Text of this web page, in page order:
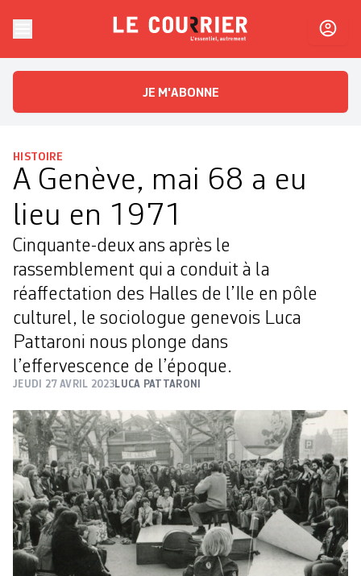
Le CourrierL'essentiel, autrement
JE M'ABONNE
HISTOIRE
A Genève, mai 68 a eu
lieu en 1971
Cinquante-deux ans après le
rassemblement qui a conduit à la
réaffectation des Halles de l’Ile en pôle
culturel, le sociologue genevois Luca
Pattaroni nous plonge dans
l’effervescence de l’époque.
JEUDI 27 AVRIL 2023LUCA PATTARONI